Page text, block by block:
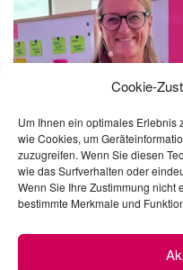
Cookie-
Um Ihnen ein optimales Erlebnis
wie Cookies, um
zuzugreifen. Wenn Sie diesen
wie das Surfverhalten oder
Wenn Sie Ihre Zustimmung nicht
bestimmte Merkmale und